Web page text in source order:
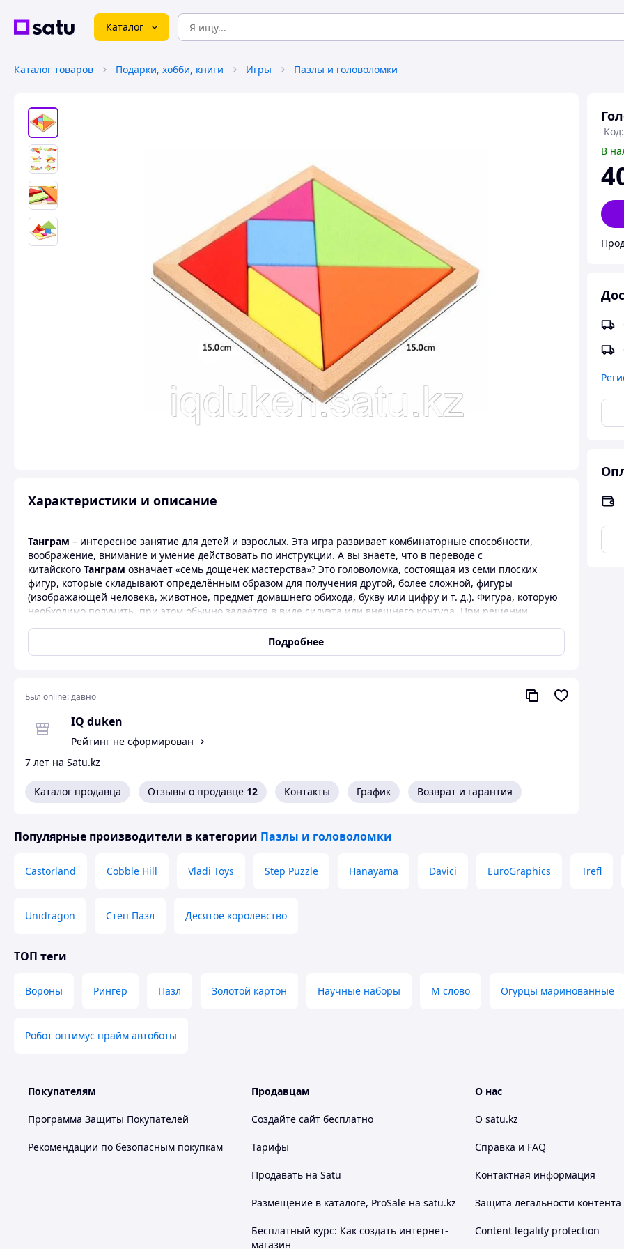
Каталог
Каталог товаров Подарки, хобби, книги Игры Пазлы и головоломки
В
Характеристики и описание
Танграм – интересное занятие для детей и взрослых. Эта игра развивает комбинаторные способности,
воображение, внимание и умение действовать по инструкции. А вы знаете, что в переводе с
китайского Танграм означает «семь дощечек мастерства»? Это головоломка, состоящая из семи плоских
фигур, которые складывают определённым образом для получения другой, более сложной, фигуры
(изображающей человека, животное, предмет домашнего обихода, букву или цифру и т. д.). Фигура, которую
необходимо получить, при этом обычно задаётся в виде силуэта или внешнего контура. При решении
головоломки требуется соблюдать два условия: первое – необходимо использовать все семь фигурТанграма,
и второе – фигуры не должны накладываться друг на друга.
Танграм, как и любая другая головоломка – замечательный тренажер для развития логики и воображения.
можно сложить несколько тысяч вариантов фигур! Надеемся, что вы и ваш ребенок по достоинству оцените
эту увлекательную игру. Приятного вам досуга!
Размер: 15х15х1см.
Подробнее
Был online:давно
IQ duken
Рейтинг не сформирован
7 лет на Satu.kz
Каталог продавца Отзывы о продавце 12 Контакты График Возврат и гарантия
Популярные производители в категории Пазлы и головоломки
Castorland Cobble Hill Vladi Toys Step Puzzle Hanayama Davici EuroGraphics Trefl
Unidragon Степ Пазл Десятое королевство
ТОП теги
Вороны Рингер Пазл Золотой картон Научные наборы М слово Огурцы маринованные
Робот оптимус прайм автоботы
Покупателям
Программа Защиты Покупателей
Рекомендации по безопасным покупкам
Продавцам
Создайте сайт бесплатно
Тарифы
Продавать на Satu
Размещение в каталоге, ProSale на satu.kz
Бесплатный курс: Как создать интернет-
магазин
О нас
О satu.kz
Справка и FAQ
Контактная информация
Защита легальности контента
Content legality protection